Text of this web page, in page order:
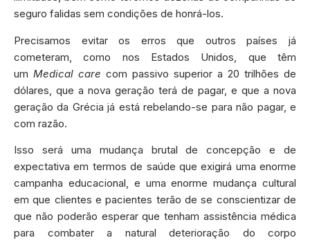
seguro falidas sem condições de honrá-los.
Precisamos evitar os erros que outros países já
cometeram, como nos Estados Unidos, que têm
um Medical care com passivo superior a 20 trilhões de
dólares, que a nova geração terá de pagar, e que a nova
geração da Grécia já está rebelando-se para não pagar, e
com razão.
Isso será uma mudança brutal de concepção e de
expectativa em termos de saúde que exigirá uma enorme
campanha educacional, e uma enorme mudança cultural
em que clientes e pacientes terão de se conscientizar de
que não poderão esperar que tenham assistência médica
para combater a natural deterioração do corpo